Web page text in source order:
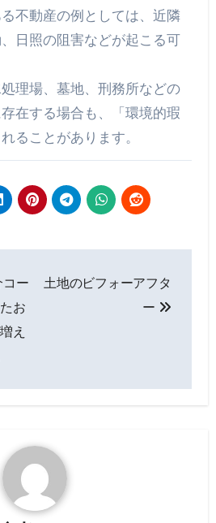
る不動産の例としては、近隣
日照の阻害などが起こる可
理場、墓地、刑務所などの
在する場合も、「環境的瑕
ることがあります。
コー
お
え
土地のビフォーアフタ
ー